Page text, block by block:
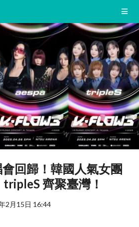
回歸！韓國人氣女團
齊聚臺灣！
2月15日 16:44